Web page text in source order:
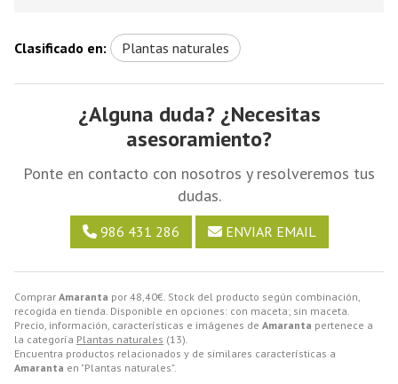
Comprar Amaranta por 48,40€. Stock del producto según combinación,
recogida en tienda. Disponible en opciones: con maceta; sin maceta.
Precio, información, características e imágenes de Amaranta pertenece a
la categoría Plantas naturales (13).
Encuentra productos relacionados y de similares características a
Amaranta en "Plantas naturales".
Clasificado en: Plantas naturales
¿Alguna duda? ¿Necesitas
asesoramiento?
Ponte en contacto con nosotros y resolveremos tus
dudas.
986 431 286 ENVIAR EMAIL